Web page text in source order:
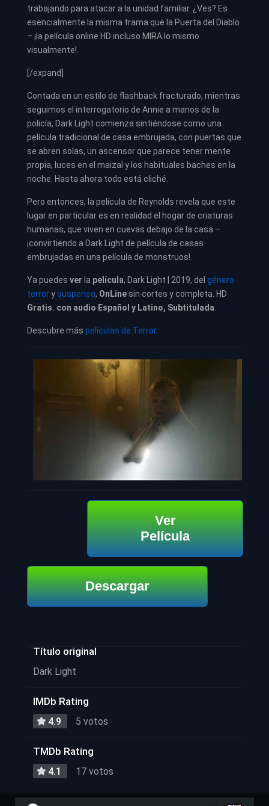
trabajando para atacar a la unidad familiar. ¿Ves? Es
esencialmente la misma trama que la Puerta del Diablo
– ¡la película online HD incluso MIRA lo mismo
visualmente!.
[/expand]
Contada en un estilo de flashback fracturado, mientras
seguimos el interrogatorio de Annie a manos de la
policía, Dark Light comienza sintiéndose como una
película tradicional de casa embrujada, con puertas que
se abren solas, un ascensor que parece tener mente
propia, luces en el maizal y los habituales baches en la
noche. Hasta ahora todo está cliché.
Pero entonces, la película de Reynolds revela que este
lugar en particular es en realidad el hogar de criaturas
humanas, que viven en cuevas debajo de la casa –
¡convirtiendo a Dark Light de película de casas
embrujadas en una película de monstruos!.
Ya puedes ver la película, Dark Light | 2019, del género
terrorysuspenso, OnLine sin cortes y completa. HD
Gratis. con audio Español y Latino, Subtitulada
Descubre más películas de Terror.
Ver
Película
Descargar
Título original
Dark Light
IMDb Rating
4.9 5 votos
TMDb Rating
4.1 17 votos